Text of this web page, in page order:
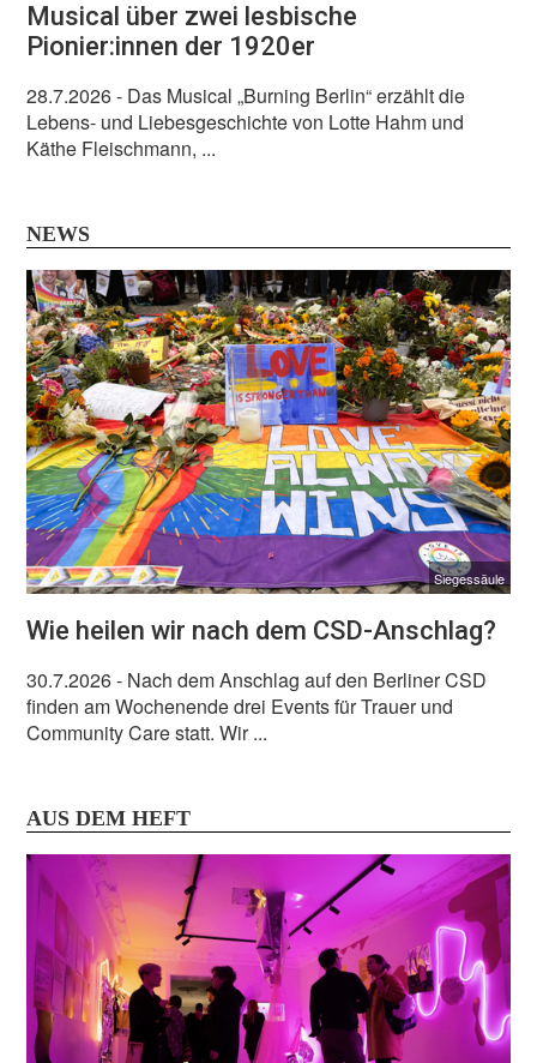
Musical über zwei lesbische
Pionier:innen der 1920er
28.7.2026- Das Musical „Burning Berlin“ erzählt die
Lebens- und Liebesgeschichte von Lotte Hahm und
Käthe Fleischmann, ...
NEWS
Siegessäule
Wie heilen wir nach dem CSD-Anschlag?
30.7.2026- Nach dem Anschlag auf den Berliner CSD
finden am Wochenende drei Events für Trauer und
Community Care statt. Wir ...
AUS DEM HEFT